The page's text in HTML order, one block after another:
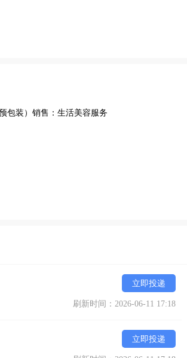
包装）销售：生活美容服务
立即投递
刷新时间：2026-06-11 17:18
立即投递